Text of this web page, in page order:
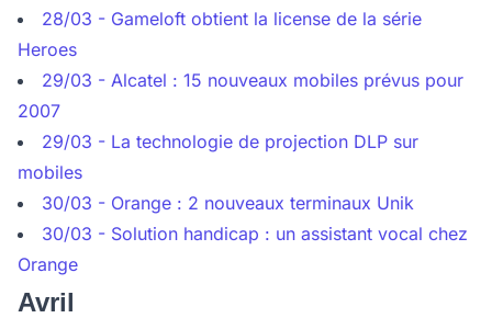
28/03 - Gameloft obtient la license de la série
Heroes
29/03 - Alcatel : 15 nouveaux mobiles prévus pour
2007
29/03 - La technologie de projection DLP sur
mobiles
30/03 - Orange : 2 nouveaux terminaux Unik
30/03 - Solution handicap : un assistant vocal chez
Orange
Avril